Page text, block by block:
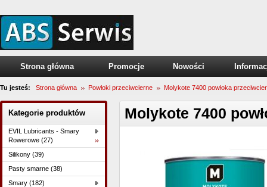
Strona główna Promocje Nowości
Tu jesteś: Strona główna Powłoki przeciwcierne Molykote 7400 powłoka
Kategorie produktów
EVIL Lubricants - Smary
Rowerowe (27)
Silikony (39)
Pasty smarne (38)
Smary (182)
Molykote 7400